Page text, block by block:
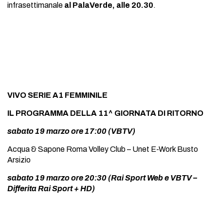
infrasettimanale al PalaVerde, alle 20.30.
VIVO SERIE A1 FEMMINILE
IL PROGRAMMA DELLA 11^ GIORNATA DI RITORNO
sabato 19 marzo ore 17:00 (VBTV)
Acqua & Sapone Roma Volley Club – Unet E-Work Busto
Arsizio
sabato 19 marzo ore 20:30 (Rai Sport Web e VBTV –
Differita Rai Sport + HD)